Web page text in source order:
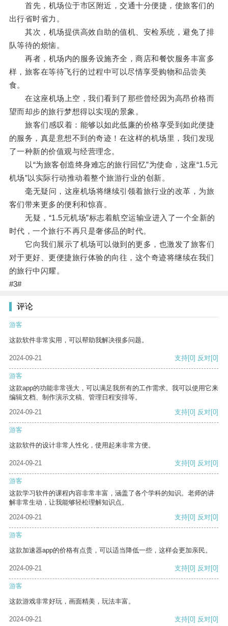
首先，机场位于市区附近，交通十分便捷，使旅客们的
出行省时省力。
其次，机场提供高效自助的值机、安检系统，避免了排
队等待的烦恼。
再者，机场内的服务设施齐全，商店和餐饮服务丰富多
样，旅客在等待飞行的过程中可以尽情享受购物和品尝美
食。
在这座机场上空，我们看到了那些曾经因为高昂价格而
望而却步的旅行梦想得以实现的景象。
旅客们感叹着：能够以如此低廉的价格享受到如此便捷
的服务，真是意想不到的奇迹！在这样的机场里，我们发现
了一种新的价值观与经营理念。
以“为旅客创造终身难忘的旅行回忆”为使命，这座“1.5元
机场”以实际行动推动着整个旅游行业的创新。
毫无疑问，这座机场将继续引领着旅行业的改革，为旅
客们带来更多的便利和惊喜。
无疑，“1.5元机场”标志着航空运输业进入了一个全新的
时代，一个旅行不再只是奢侈品的时代。
它向我们展示了机场可以做到的更多，也激发了旅客们
对于更好、更便捷旅行体验的向往，这个奇迹将继续在我们
的旅行中闪耀。
#3#
评论
游客
这款软件非常实用，可以帮助我解决很多问题。
2024-09-21 支持[0] 反对[0]
游客
这款app的功能非常强大，可以满足我所有的工作需求。我可以使用它来
编辑文档、制作演示文稿、管理日程安排等。
2024-09-21
支持[0] 反对[0]
游客
这款软件的设计非常人性化，使用起来非常方便。
2024-09-21 支持[0] 反对[0]
游客
这款学习软件的课程内容非常丰富，涵盖了各个学科的知识。老师的讲
解非常生动，让我能够轻松理解知识点。
2024-09-21
支持[0] 反对[0]
游客
这款加速器app的价格有点贵，可以适当降低一些，这样会更加亲民。
2024-09-21 支持[0] 反对[0]
游客
这款游戏非常好玩，画面精美，玩法丰富。
2024-09-21 支持[0] 反对[0]